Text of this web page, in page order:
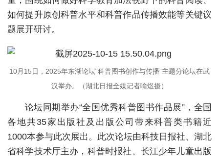
悠游
创意
文化
如何提升原创科普水平和科普作品传播效能等关键议
题展开研讨。
10月15日，2025年东湖论坛“科普图书创作与传播”主题分论坛在武
汉举办。（湖北日报全媒记者喻煜摄）
论坛同期举办“全国优秀科普图书作品展”，全国
各地共35家出版社及出版公司带来科普类书籍近
1000本参与此次展出。此次论坛由科技日报社、湖北
省科学技术厅主办，科普时报社、长江少年儿童出版